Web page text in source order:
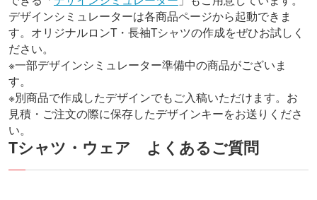
デザインシミュレーターは各商品ページから起動できま
す。オリジナルロンT・長袖Tシャツの作成をぜひお試しく
ださい。
※一部デザインシミュレーター準備中の商品がございま
す。
※別商品で作成したデザインでもご入稿いただけます。お
見積・ご注文の際に保存したデザインキーをお送りくださ
い。
Tシャツ・ウェア よくあるご質問